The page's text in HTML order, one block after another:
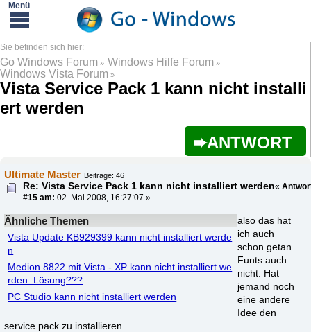
Go Windows Forum » Windows Hilfe Forum »
Windows Vista Forum »
Vista Service Pack 1 kann nicht installi
ert werden
ANTWORT
Ultimate Master Beiträge: 46
Re: Vista Service Pack 1 kann nicht installiert werden«
#15 am: 02. Mai 2008, 16:27:07 »
Ähnliche Themen
Vista Update KB929399 kann nicht installiert werde
n
Medion 8822 mit Vista - XP kann nicht installiert we
rden. Lösung???
PC Studio kann nicht installiert werden
also das hat
ich auch
schon getan.
Funts auch
nicht. Hat
jemand noch
eine andere
Idee den
service pack zu installieren